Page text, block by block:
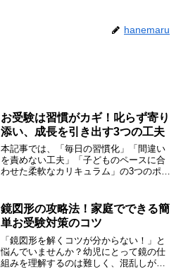
hanemaru
お受験は習慣がカギ！叱らず寄り
添い、成長を引き出す3つの工夫
本記事では、「毎日の習慣化」「間違い
を責めない工夫」「子どものペースに合
わせた柔軟なカリキュラム」の3つのポイ
鏡図形の攻略法！家庭でできる簡
単お受験対策のコツ
「鏡図形を解くコツが分からない！」と
悩んでいませんか？幼児にとって鏡の仕
組みを理解するのは難しく、混乱しがち